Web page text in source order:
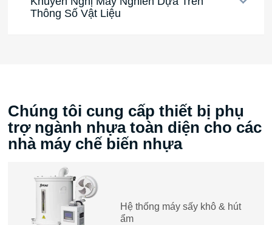
Thông Số Vật Liệu
Chúng tôi cung cấp thiết bị phụ
trợ ngành nhựa toàn diện cho các
nhà máy chế biến nhựa
Hệ thống máy sấy khô & hút
ẩm